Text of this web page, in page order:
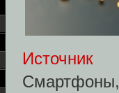
Источник
Смартфоны,